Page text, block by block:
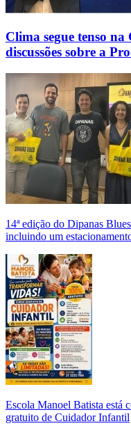
Clima segue tenso
discussões sobre a
14ª edição do Dipanas
incluindo um
Escola Manoel Batista está
gratuito de Cuidador Infantil